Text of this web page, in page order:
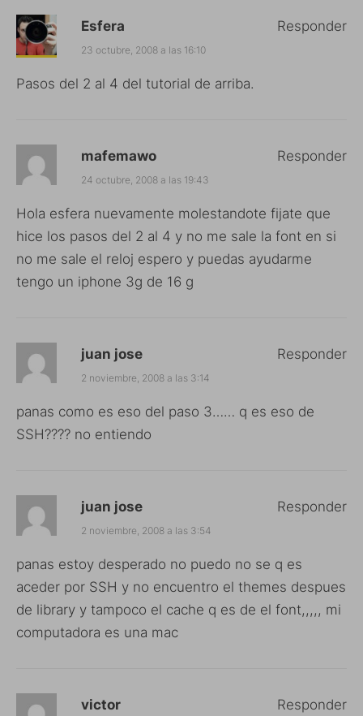
Esfera
23 octubre, 2008 a las 16:10
Pasos del 2 al 4 del tutorial de arriba.
Responder
mafemawo
24 octubre, 2008 a las 19:43
Hola esfera nuevamente molestandote fijate que
hice los pasos del 2 al 4 y no me sale la font en si
no me sale el reloj espero y puedas ayudarme
tengo un iphone 3g de 16 g
Responder
juan jose
2 noviembre, 2008 a las 3:14
panas como es eso del paso 3…… q es eso de
SSH???? no entiendo
Responder
juan jose
2 noviembre, 2008 a las 3:54
panas estoy desperado no puedo no se q es
aceder por SSH y no encuentro el themes despues
de library y tampoco el cache q es de el font,,,,, mi
computadora es una mac
Responder
victor Responder